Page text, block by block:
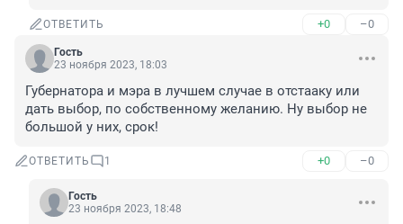
ОТВЕТИТЬ +0 –0
Гость
23 ноября 2023, 18:03
Губернатора и мэра в лучшем случае в отстааку или
дать выбор, по собственному желанию. Ну выбор не
большой у них, срок!
ОТВЕТИТЬ 1 +0 –0
Гость
23 ноября 2023, 18:48